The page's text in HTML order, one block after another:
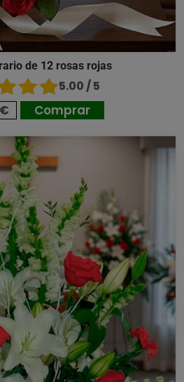
de 12 rosas rojas
5.00 / 5
Comprar